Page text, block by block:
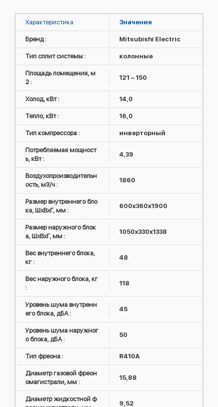
Характеристика Значение
Бренд : Mitsubishi Electric
Тип сплит системы : колонные
Площадь помещения, м
2 :
121 – 150
Холод, кВт : 14,0
Тепло, кВт : 16,0
Тип компрессора : инверторный
Потребляемая мощност
ь, кВт :
4,39
Воздухопроизводительн
ость, м3/ч :
1860
Размер внутреннего бло
ка, ШxВxГ, мм :
600х360х1900
Размер наружного блок
а, ШxВxГ, мм :
1050х330х1338
Вес внутреннего блока,
кг :
48
Вес наружного блока, кг
:
118
Уровень шума внутренн
его блока, дБА :
45
Уровень шума наружног
о блока, дБА :
50
Тип фреона : R410А
Диаметр газовой фреон
омагистрали, мм :
15,88
Диаметр жидкостной ф
9,52